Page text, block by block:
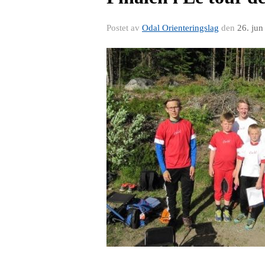
Postet av Odal Orienteringslag den 26.